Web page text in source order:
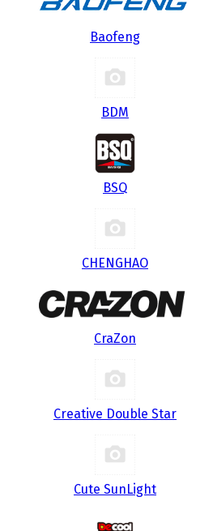
Baofeng
BDM
BSQ
CHENGHAO
CraZon
Creative Double Star
Cute SunLight